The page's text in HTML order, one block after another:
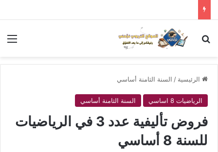
بحث عن
الرئيسية / السنة الثامنة أساسي
الرياضيات 8 اساسي السنة الثامنة أساسي
فروض تأليفية عدد 3 في الرياضيات
للسنة 8 أساسي